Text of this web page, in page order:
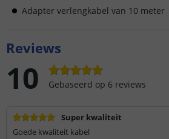
Adapter verlengkabel van 10 meter
Reviews
10 Gebaseerd op 6 reviews
Super kwaliteit
Goede kwaliteit kabel